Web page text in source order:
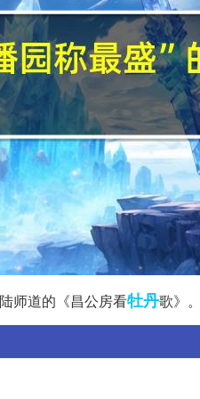
师道的《昌公房看牡丹歌》